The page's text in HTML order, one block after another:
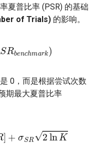
夏普比率 (PSR) 的基础
of Trials) 的影响。
Rb m
0，而是根据尝试次数
期最大夏普比率
R R2lnK